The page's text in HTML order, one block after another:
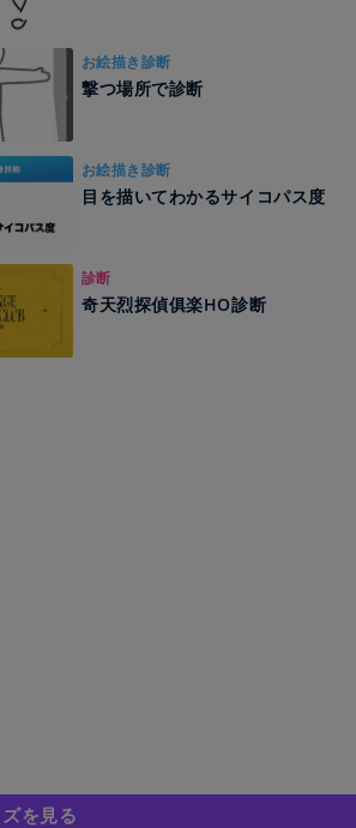
お絵描き診断
撃つ場所で診断
お絵描き診断
目を描いてわかるサイコパス度
診断
奇天烈探偵俱楽HO診断
を見る